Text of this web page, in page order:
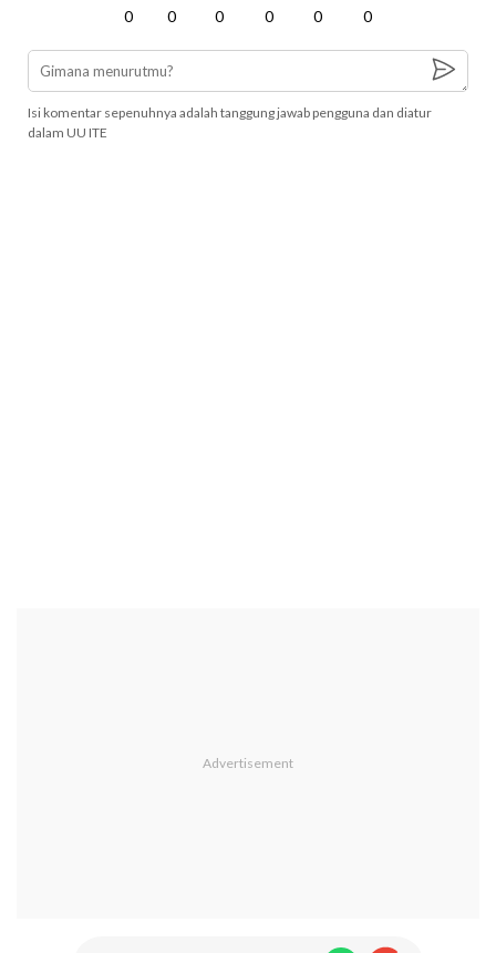
0 0 0 0 0 0
Isi komentar sepenuhnya adalah tanggung jawab pengguna dan diatur
dalam UU ITE